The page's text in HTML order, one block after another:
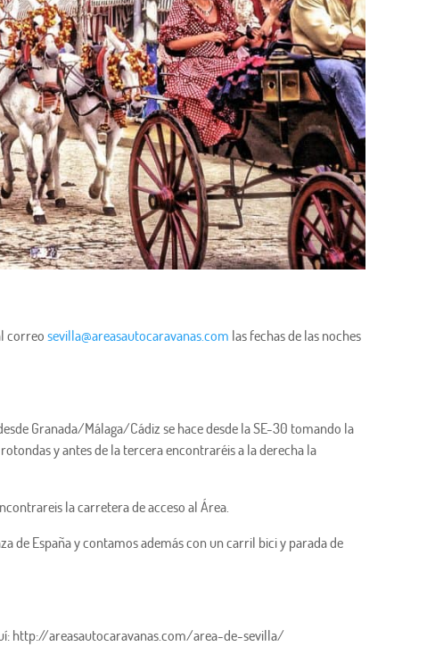
correosevilla@areasautocaravanas.com las fechas de las noches
Granada/Málaga/Cádiz se hace desde la SE-30 tomando la
y antes de la tercera encontraréis a la derecha la
la carretera de acceso al Área.
de España y contamos además con un carril bici y parada de
http://areasautocaravanas.com/area-de-sevilla/